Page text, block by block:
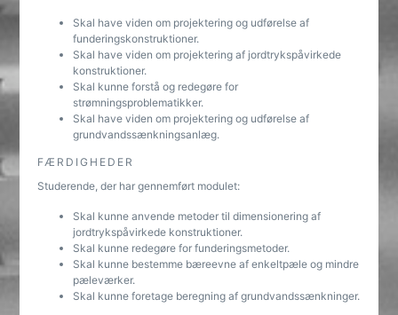
Skal have viden om projektering og udførelse af
funderingskonstruktioner.
Skal have viden om projektering af jordtrykspåvirkede
konstruktioner.
Skal kunne forstå og redegøre for
strømningsproblematikker.
Skal have viden om projektering og udførelse af
grundvandssænkningsanlæg.
FÆRDIGHEDER
Studerende, der har gennemført modulet:
Skal kunne anvende metoder til dimensionering af
jordtrykspåvirkede konstruktioner.
Skal kunne redegøre for funderingsmetoder.
Skal kunne bestemme bæreevne af enkeltpæle og mindre
pæleværker.
Skal kunne foretage beregning af grundvandssænkninger.